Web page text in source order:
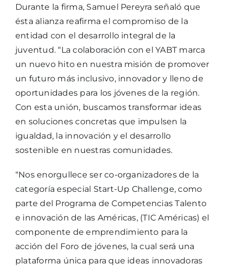
Durante la firma, Samuel Pereyra señaló que
ésta alianza reafirma el compromiso de la
entidad con el desarrollo integral de la
juventud. “La colaboración con el YABT marca
un nuevo hito en nuestra misión de promover
un futuro más inclusivo, innovador y lleno de
oportunidades para los jóvenes de la región.
Con esta unión, buscamos transformar ideas
en soluciones concretas que impulsen la
igualdad, la innovación y el desarrollo
sostenible en nuestras comunidades.
“Nos enorgullece ser co-organizadores de la
categoría especial Start-Up Challenge, como
parte del Programa de Competencias Talento
e innovación de las Américas, (TIC Américas) el
componente de emprendimiento para la
acción del Foro de jóvenes, la cual será una
plataforma única para que ideas innovadoras